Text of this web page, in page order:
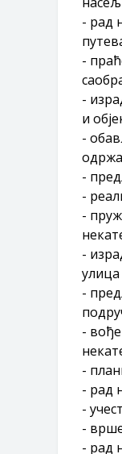
- рад
-
-
и
-
-
-
-
-
-
-
-
- рад
-
-
- рад